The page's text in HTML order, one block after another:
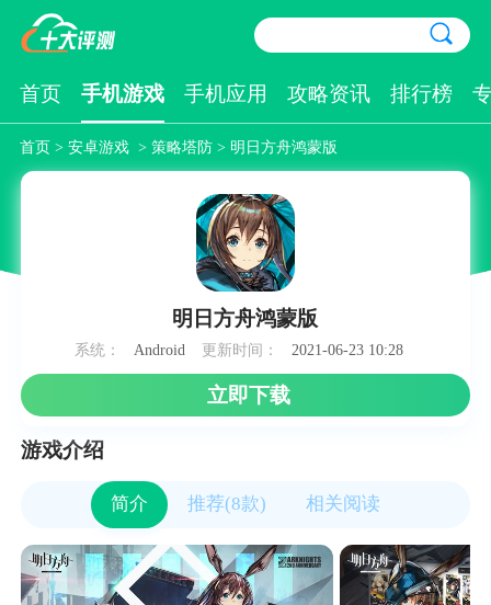
首页 手机游戏 手机应用 攻略资讯 排行榜
首页> 安卓游戏 > 策略塔防> 明日方舟鸿蒙版
明日方舟鸿蒙版
系统： Android 更新时间： 2021-06-23 10:28
立即下载
游戏介绍
简介 推荐(8款) 相关阅读